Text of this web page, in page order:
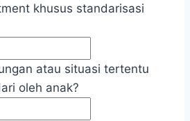
khusus standarisasi
atau situasi tertentu
oleh anak?